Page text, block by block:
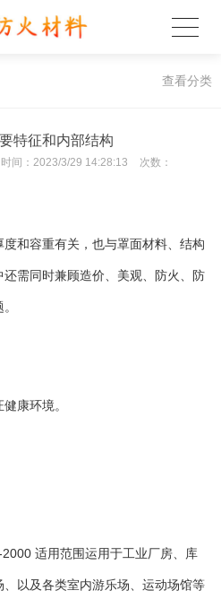
查看分类
特征和内部结构
时间： 2023/3/29 14:28:13 次数：
和容重有关，也与罩面材料、结构
需同时兼顾造价、美观、防火、防
康环境。
适用范围运用于工业厂房、库
以及各类室内游乐场、运动场馆等